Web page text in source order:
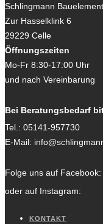
Schlingmann
Zur Hasselklink 6
29229 Celle
Öffnungszeiten
Mo-Fr 8:30-17:00 Uhr
und nach Vereinbarung
Bei Beratungsbedarf
Tel.: 05141-957730
E-Mail:
Folge uns auf Facebook:
oder auf Instagram:
KONTAKT